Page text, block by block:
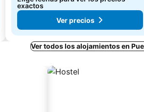
exactos
Ver precios
Ver todos los alojamientos en